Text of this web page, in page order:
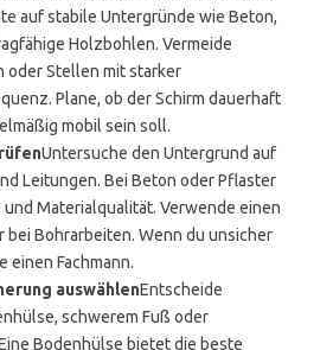
auf stabile Untergründe wie Beton,
Holzbohlen. Vermeide
oder Stellen mit starker
Plane, ob der Schirm dauerhaft
mobil sein soll.
Untersuche den Untergrund auf
Leitungen. Bei Beton oder Pflaster
Materialqualität. Verwende einen
bei Bohrarbeiten. Wenn du unsicher
einen Fachmann.
auswählenEntscheide
schwerem Fuß oder
Bodenhülse bietet die beste